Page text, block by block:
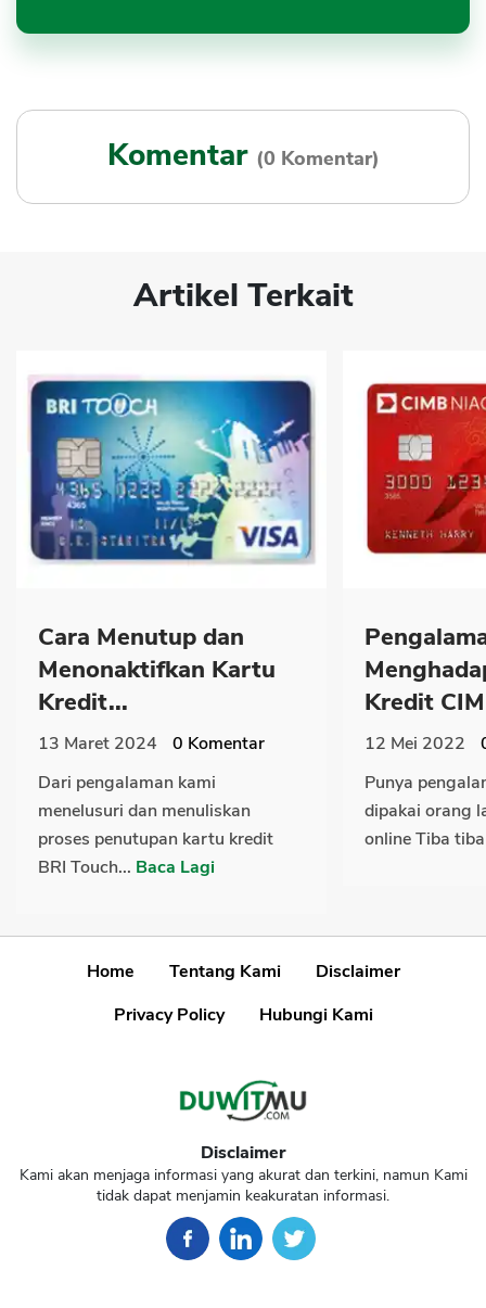
Komentar (0 Komentar)
Artikel Terkait
Cara Menutup dan
Menonaktifkan Kartu
Kredit...
13 Maret 2024 0 Komentar
Dari pengalaman kami
menelusuri dan menuliskan
proses penutupan kartu kredit
BRI Touch... Baca Lagi
Kredit
12 Mei 2022
Punya
dipakai orang
online Tiba
Home Tentang Kami
Disclaimer
Privacy Policy
Hubungi Kami
Disclaimer
Kami akan menjaga informasi yang akurat dan terkini, namun Kami
tidak dapat menjamin keakuratan informasi.